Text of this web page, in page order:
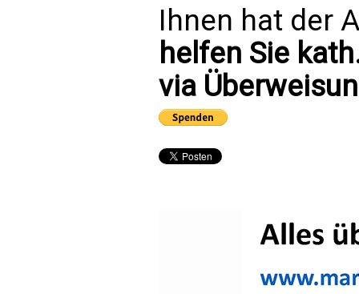
Ihnen hat der
helfen Sie
via